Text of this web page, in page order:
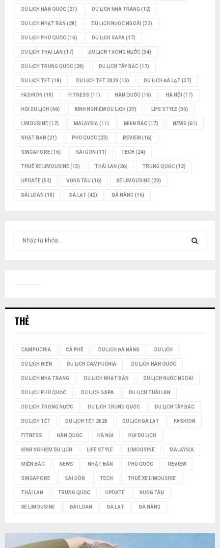
DU LỊCH HÀN QUỐC(21) DU LỊCH NHA TRANG (12)
DU LỊCH NHẬT BẢN (28) DU LỊCH NƯỚC NGOÀI (32)
DU LỊCH PHÚ QUỐC(16) DU LỊCH SAPA (17)
DU LỊCH THÁI LAN (17) DU LỊCH TRONG NƯỚC(34)
DU LỊCH TRUNG QUỐC(28) DU LỊCH TÂY BẮC(17)
DU LỊCH TẾT(18) DU LỊCH TẾT 2020 (13) DU LỊCH ĐÀ LẠT(37)
FASHION (10) FITNESS (11) HÀN QUỐC(16) HÀ NỘI (17)
HỘI DU LỊCH (66) KINH NGHIỆM DU LỊCH (27) LIFE STYLE(36)
LIMOUSINE(12) MALAYSIA (11) MIỀN BẮC(17) NEWS (61)
NHẬT BẢN (21) PHÚ QUỐC(23) REVIEW(16)
SINGAPORE(16) SÀI GÒN (11) TECH (24)
THUÊ XE LIMOUSINE(15) THÁI LAN (26) TRUNG QUỐC(12)
UPDATE(54) VŨNG TÀU (16) XE LIMOUSINE(20)
ĐÀI LOAN (10) ĐÀ LẠT(42) ĐÀ NẴNG (16)
:
M
THẺ
CAMPUCHIA CÀ PHÊ DU LỊCH ĐÀ NẴNG DU LỊCH
DU LỊCH BIỂN DU LỊCH CAMPUCHIA DU LỊCH HÀN QUỐC
DU LỊCH NHA TRANG DU LỊCH NHẬT BẢN DU LỊCH NƯỚC NGOÀI
DU LỊCH PHÚ QUỐC DU LỊCH SAPA DU LỊCH THÁI LAN
DU LỊCH TRONG NƯỚC DU LỊCH TRUNG QUỐC DU LỊCH TÂY BẮC
DU LỊCH TẾT DU LỊCH TẾT 2020 DU LỊCH ĐÀ LẠT FASHION
FITNESS HÀN QUỐC HÀ NỘI HỘI DU LỊCH
KINH NGHIỆM DU LỊCH LIFE STYLE LIMOUSINE MALAYSIA
MIỀN BẮC NEWS NHẬT BẢN PHÚ QUỐC REVIEW
SINGAPORE SÀI GÒN TECH THUÊ XE LIMOUSINE
THÁI LAN TRUNG QUỐC UPDATE VŨNG TÀU
XE LIMOUSINE ĐÀI LOAN ĐÀ LẠT ĐÀ NẴNG